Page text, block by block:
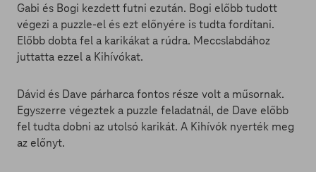
Gabi és Bogi kezdett futni ezután. Bogi előbb tudott
végezi a puzzle-el és ezt előnyére is tudta fordítani.
Előbb dobta fel a karikákat a rúdra. Meccslabdához
juttatta ezzel a Kihívókat.
Dávid és Dave párharca fontos része volt a műsornak.
Egyszerre végeztek a puzzle feladatnál, de Dave előbb
fel tudta dobni az utolsó karikát. A Kihívók nyerték meg
az előnyt.